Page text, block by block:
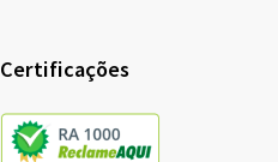
Certificações